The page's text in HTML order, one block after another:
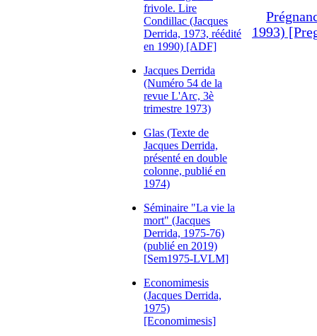
frivole. Lire
Condillac (Jacques
Derrida, 1973, réédité
en 1990) [ADF]
Jacques Derrida
(Numéro 54 de la
revue L'Arc, 3è
trimestre 1973)
Glas (Texte de
Jacques Derrida,
présenté en double
colonne, publié en
1974)
Séminaire "La vie la
mort" (Jacques
Derrida, 1975-76)
(publié en 2019)
[Sem1975-LVLM]
Economimesis
(Jacques Derrida,
1975)
[Economimesis]
1993)